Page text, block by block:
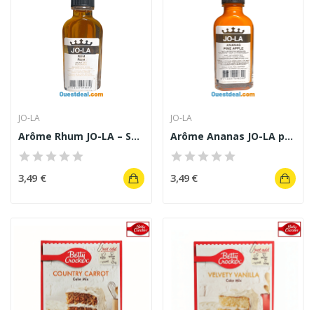
JO-LA
Arôme Rhum JO-LA – Spécial pâtisserie et...
3,49 €
JO-LA
Arôme Ananas JO-LA pour desserts et boissons -...
3,49 €